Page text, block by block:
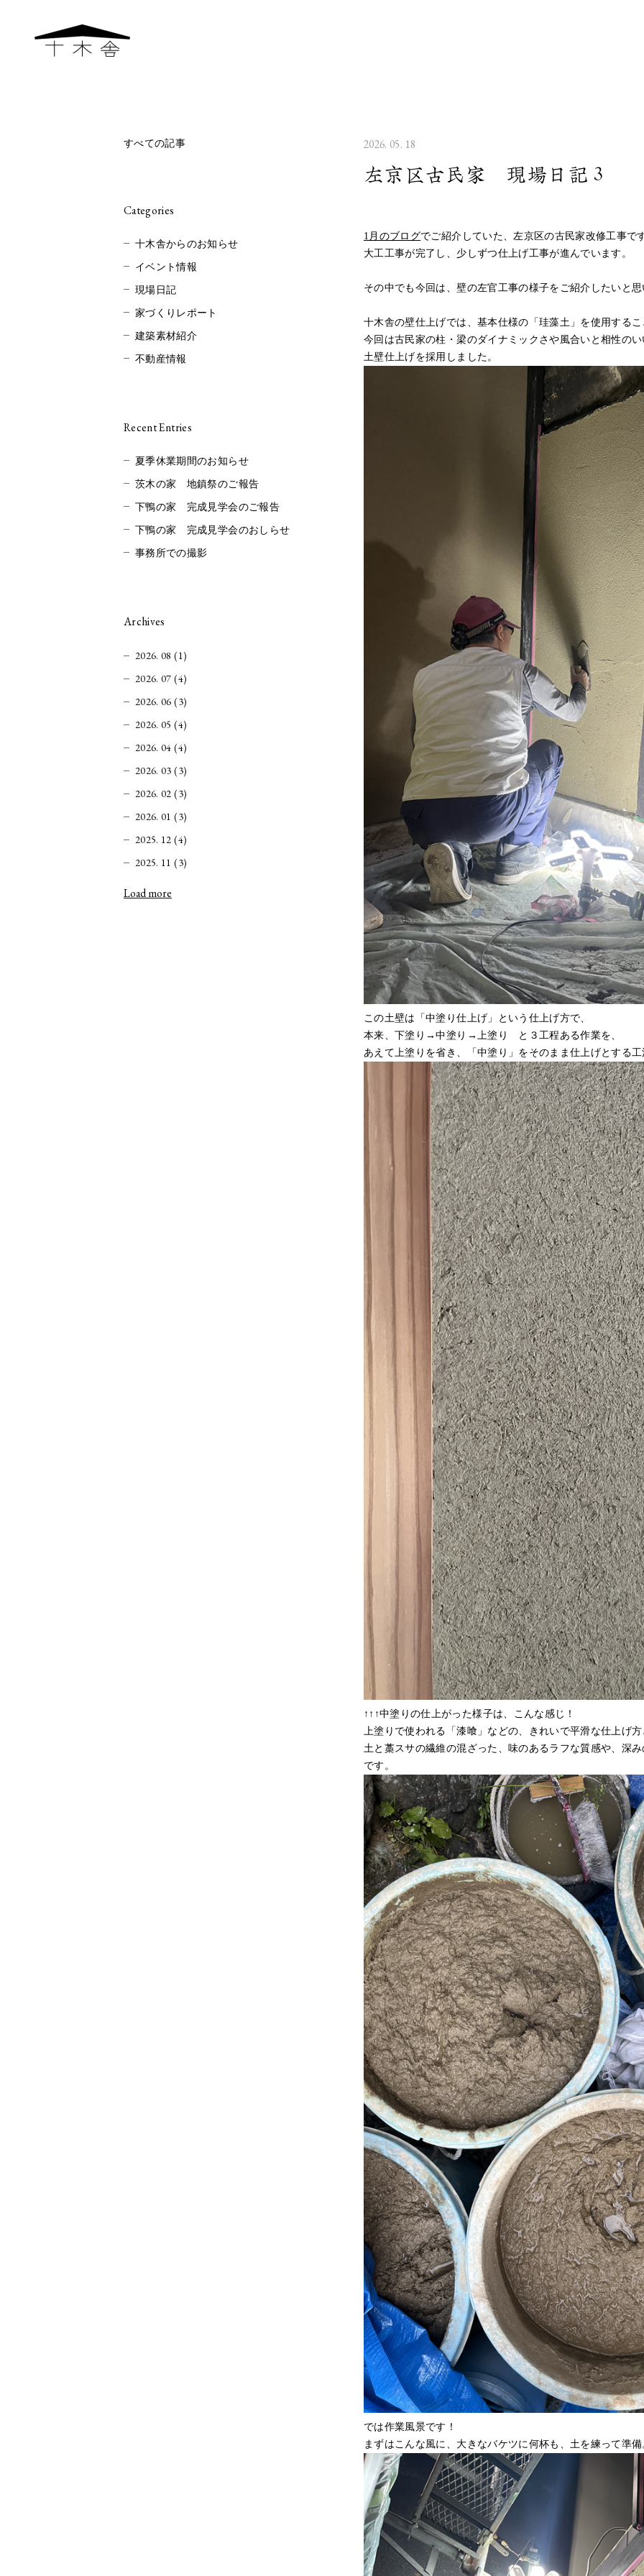
2026. 05. 18
左京区古民家 現場日記３
1月のブログでご紹介していた、左京区の古民家改修工事で
大工工事が完了し、少しずつ仕上げ工事が進んでいます。
その中でも今回は、壁の左官工事の様子をご紹介したいと
十木舎の壁仕上げでは、基本仕様の「珪藻土」を使用する
今回は古民家の柱・梁のダイナミックさや風合いと相性の
土壁仕上げを採用しました。
この土壁は「中塗り仕上げ」という仕上げ方で、
本来、下塗り→中塗り→上塗り と３工程ある作業を、
あえて上塗りを省き、「中塗り」をそのまま仕上げとする
↑↑↑中塗りの仕上がった様子は、こんな感じ！
上塗りで使われる「漆喰」などの、きれいで平滑な仕上げ
土と藁スサの繊維の混ざった、味のあるラフな質感や、深
です。
では作業風景です！
まずはこんな風に、大きなバケツに何杯も、土を練って準備
すべての記事
Categories
十木舎からのお知らせ
イベント情報
現場日記
家づくりレポート
建築素材紹介
不動産情報
Recent Entries
夏季休業期間のお知らせ
茨木の家 地鎮祭のご報告
下鴨の家 完成見学会のご報告
下鴨の家 完成見学会のおしらせ
事務所での撮影
Archives
2026. 08 (1)
2026. 07 (4)
2026. 06 (3)
2026. 05 (4)
2026. 04 (4)
2026. 03 (3)
2026. 02 (3)
2026. 01 (3)
2025. 12 (4)
2025. 11 (3)
Load more